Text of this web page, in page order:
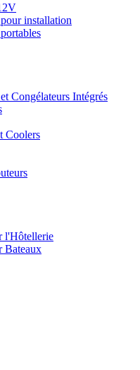
installation
Congélateurs Intégrés
Coolers
l'Hôtellerie
Bateaux